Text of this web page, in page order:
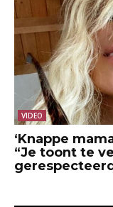
VIDEO
‘Knappe
“Je toont te